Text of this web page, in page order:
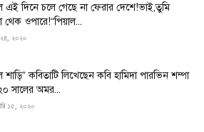
এই দিনে চলে গেছে না ফেরার দেশে!ভাই,তুমি
থেক ওপারে!“পিয়াল...
২০২০
শাড়ি” কবিতাটি লিখেছেন কবি হামিদা পারভিন শম্পা
সালের অমর...
১৫, ২০২০